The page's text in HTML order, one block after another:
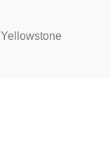
Yellowstone